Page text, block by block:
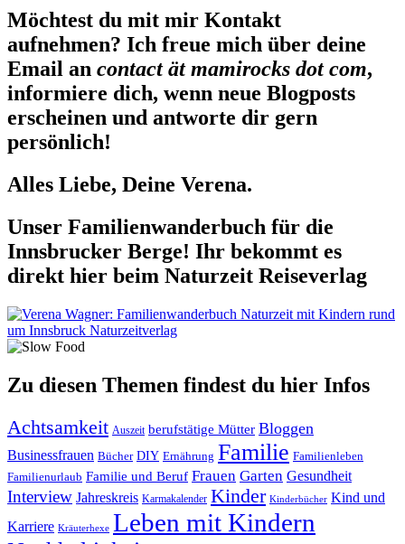
Möchtest du mit mir Kontakt
aufnehmen? Ich freue mich über deine
Email an contact ät mamirocks dot com,
informiere dich, wenn neue Blogposts
erscheinen und antworte dir gern
persönlich!
Alles Liebe, Deine Verena.
Unser Familienwanderbuch für die
Innsbrucker Berge! Ihr bekommt es
direkt hier beim Naturzeit Reiseverlag
Zu diesen Themen findest du hier Infos
Achtsamkeit Auszeit berufstätige Mütter Bloggen
Businessfrauen Bücher DIY Ernährung Familie Familienleben
Familienurlaub Familie und Beruf Frauen Garten Gesundheit
Interview Jahreskreis Karmakalender Kinder Kinderbücher Kind und
Karriere Kräuterhexe Leben mit Kindern